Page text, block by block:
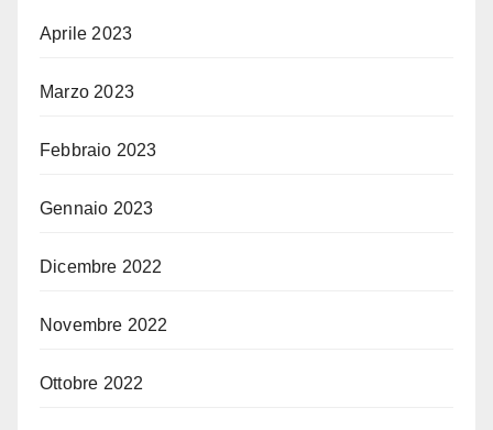
Aprile 2023
Marzo 2023
Febbraio 2023
Gennaio 2023
Dicembre 2022
Novembre 2022
Ottobre 2022